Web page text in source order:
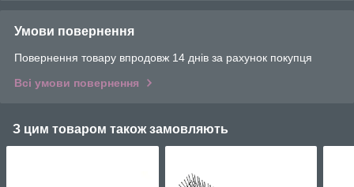
Умови повернення
Повернення товару впродовж 14 днів за рахунок покупця
Всі умови повернення
З цим товаром також замовляють